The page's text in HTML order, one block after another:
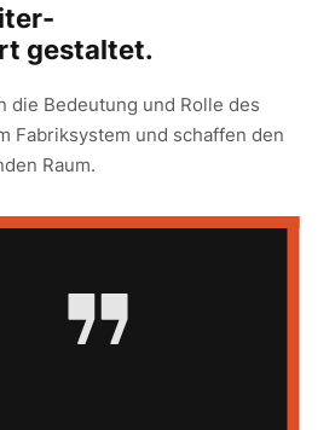
gestaltet.
die Bedeutung und Rolle des
Fabriksystem und schaffen den
Raum.